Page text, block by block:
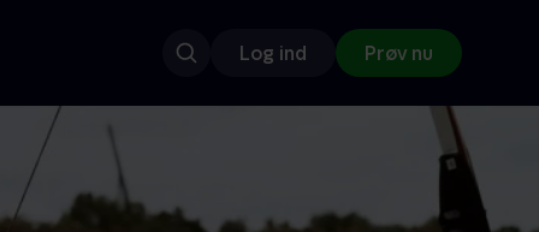
Log ind Prøv nu